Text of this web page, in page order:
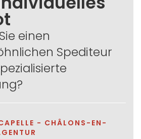
einen
Spediteur
- CHÂLONS-EN-